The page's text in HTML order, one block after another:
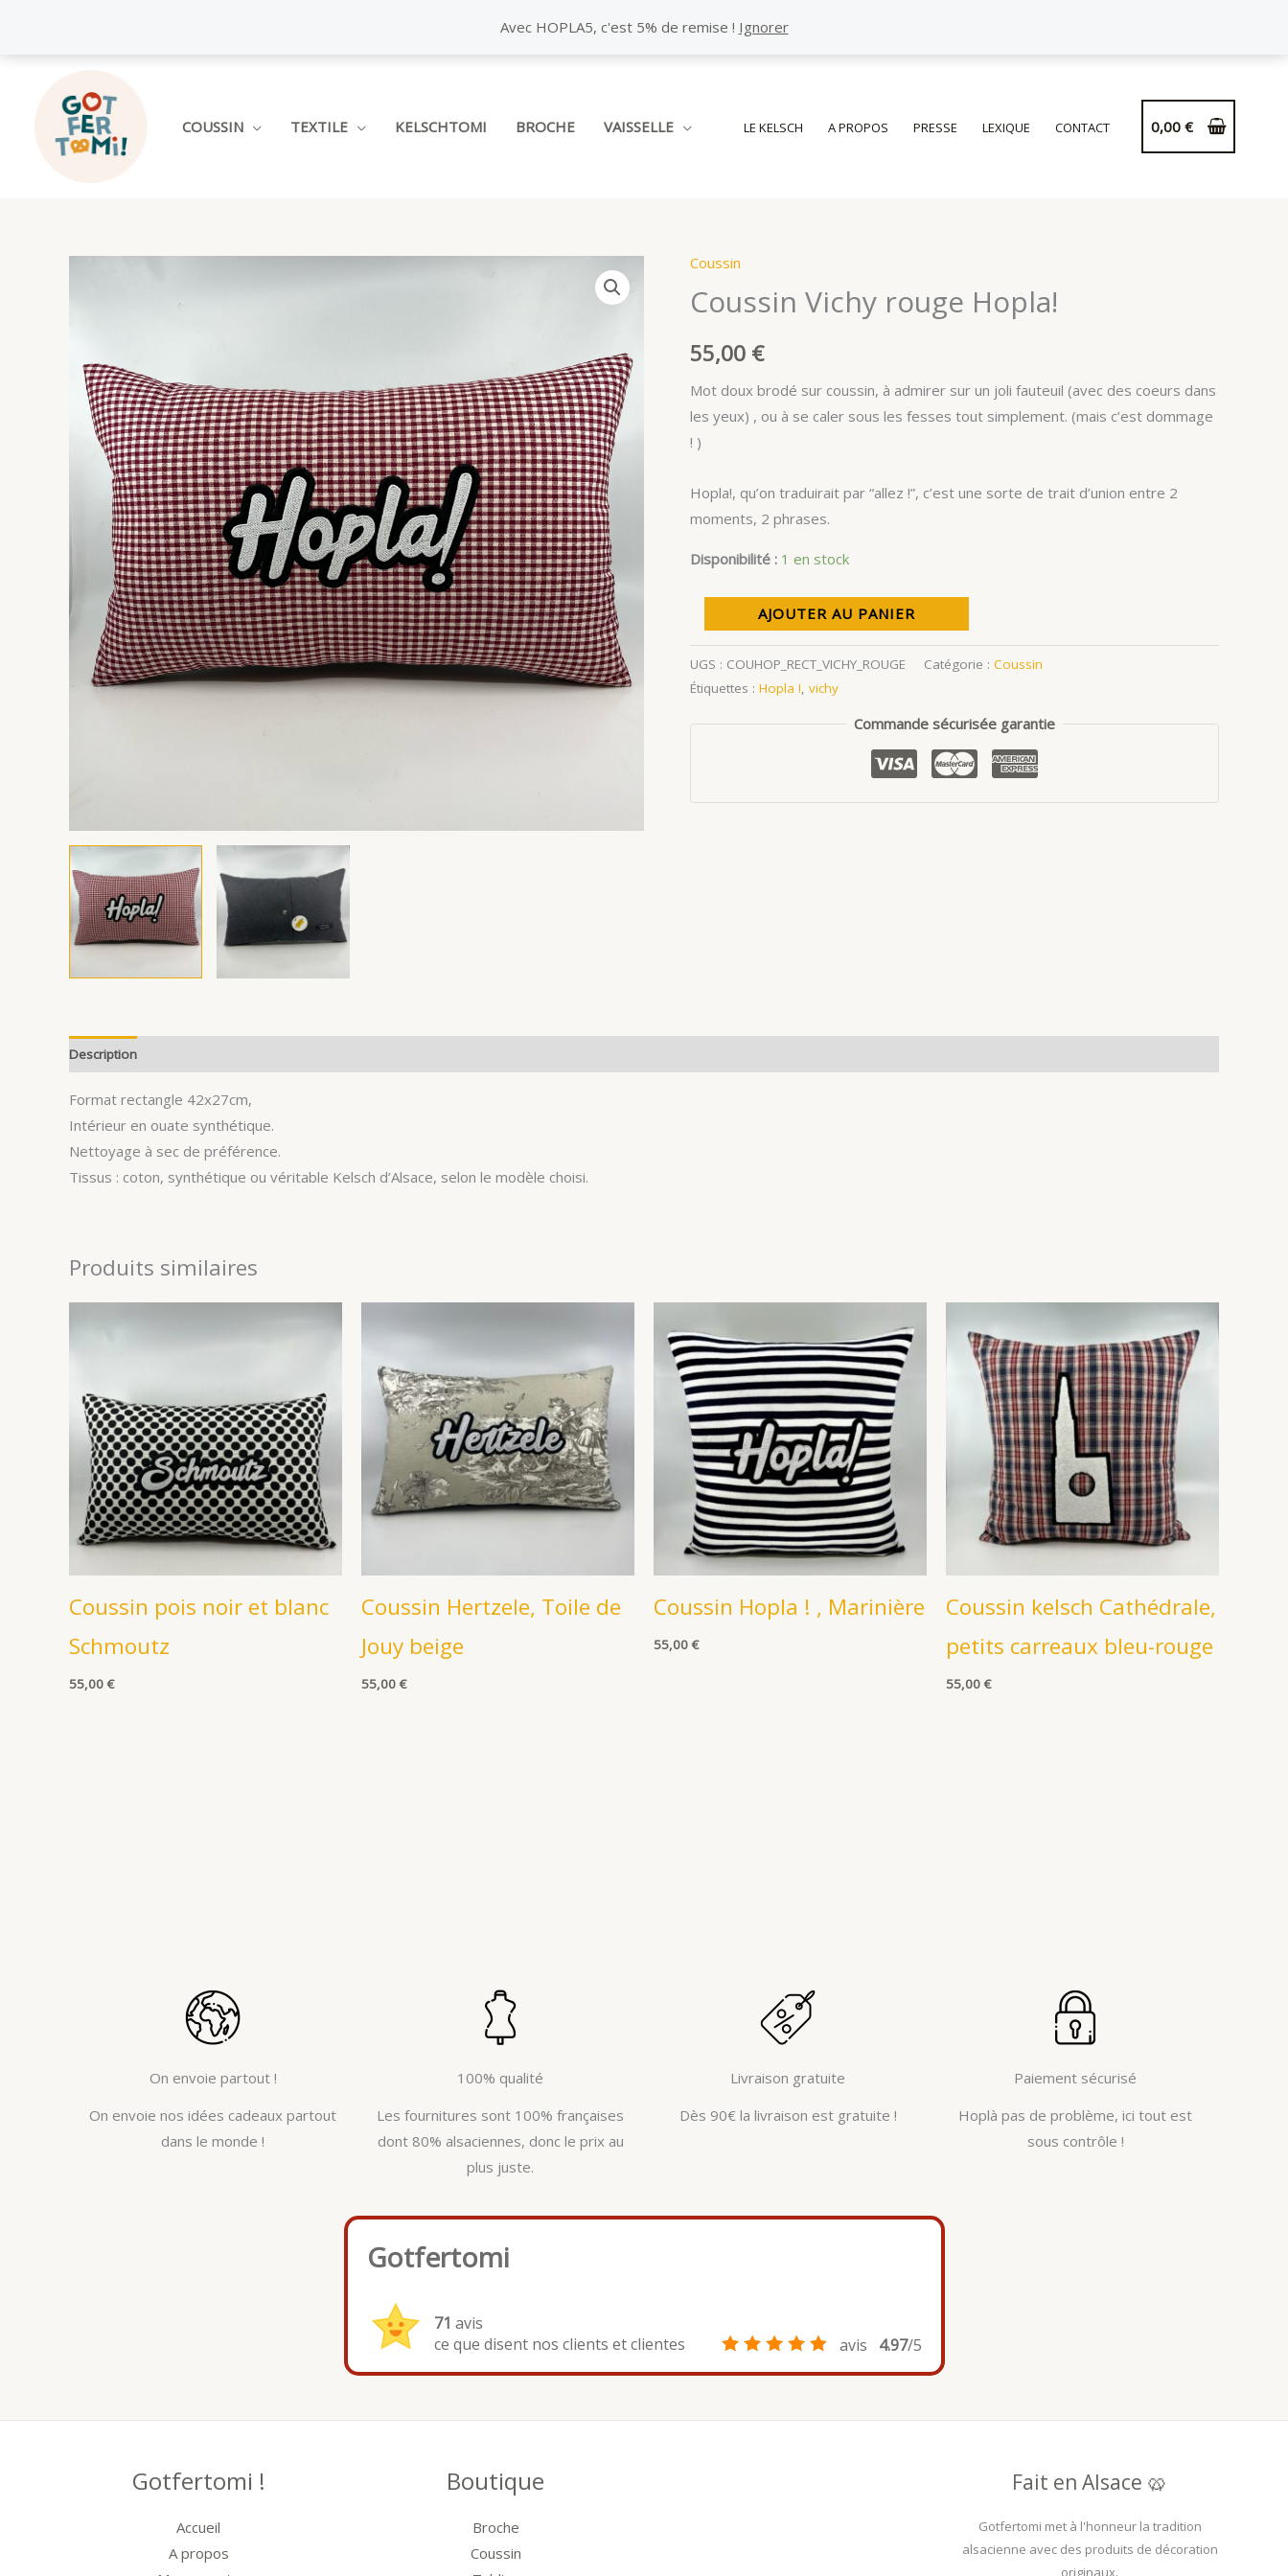
Avec HOPLA5, c'est 5% de remise ! Ignorer
COUSSIN TEXTILE KELSCHTOMI BROCHE VAISSELLE LE KELSCH A PROPOS PRESSE LEXIQUE CONTACT 0,00 €
Coussin
Coussin Vichy rouge Hopla!
55,00 €
Mot doux brodé sur coussin, à admirer sur un joli fauteuil (avec des coeurs dans
les yeux) , ou à se caler sous les fesses tout simplement. (mais c’est dommage
! )
Hopla!, qu’on traduirait par “allez !”, c’est une sorte de trait d’union entre 2
moments, 2 phrases.
Disponibilité : 1 en stock
de
Coussin
Vichy
AJOUTER AU PANIER
UGS : COUHOP_RECT_VICHY_ROUGE Catégorie : Coussin
Étiquettes : Hopla !, vichy
Commande sécurisée garantie
Description
Format rectangle 42x27cm,
Intérieur en ouate synthétique.
Nettoyage à sec de préférence.
Tissus : coton, synthétique ou véritable Kelsch d’Alsace, selon le modèle choisi.
Produits similaires
Coussin pois noir et blanc
Schmoutz
55,00 €
Coussin Hertzele, Toile de
Jouy beige
55,00 €
Coussin Hopla ! , Marinière
55,00 €
Coussin kelsch Cathédrale,
petits carreaux bleu-rouge
55,00 €
On envoie partout !
On envoie nos idées cadeaux partout
dans le monde !
100% qualité
Les fournitures sont 100% françaises
dont 80% alsaciennes, donc le prix au
plus juste.
Livraison gratuite
Dès 90€ la livraison est gratuite !
Paiement sécurisé
Hoplà pas de problème, ici tout est
sous contrôle !
Gotfertomi
71 avis
ce que disent nos clients et clientes
avis 4.97/5
Gotfertomi !
Accueil
A propos
Boutique
Broche
Coussin
Fait en Alsace 🥨
Gotfertomi met à l'honneur la tradition
alsacienne avec des produits de décoration
originaux.